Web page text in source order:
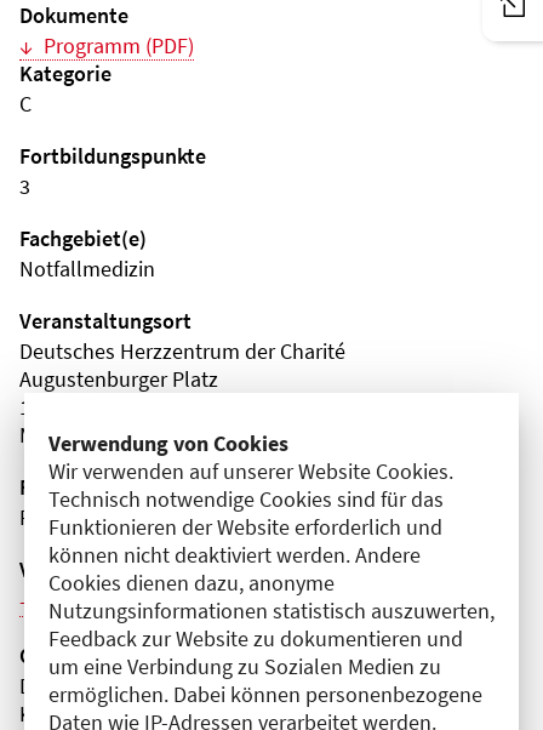
Verwendung von Cookies
Wir verwenden auf unserer Website Cookies.
Technisch notwendige Cookies sind für das
Funktionieren der Website erforderlich und
können nicht deaktiviert werden. Andere
Cookies dienen dazu, anonyme
Nutzungsinformationen statistisch auszuwerten,
Feedback zur Website zu dokumentieren und
um eine Verbindung zu Sozialen Medien zu
ermöglichen. Dabei können personenbezogene
Daten wie IP-Adressen verarbeitet werden.
Dokumente
Programm (PDF)
Kategorie
C
Fortbildungspunkte
3
Fachgebiet(e)
Notfallmedizin
Veranstaltungsort
Deutsches Herzzentrum der Charité
Augustenburger Platz
13353 Berlin
Mitte
Fortbildungsformat
Präsenz
Veranstaltungsreihe
Weitere Veranstaltungen dieser Reihe (5)
Organisator(en)
Deutsches Herzzentrum der Charité (DHZC)
Klinik für Herz-, Thorax- und Gefäßchirurgie | CVK